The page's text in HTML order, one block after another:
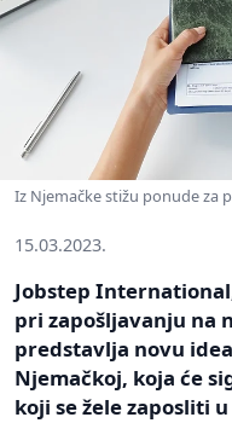
Iz Njemačke stižu ponude za
15.03.2023.
Jobstep
pri zapošljavanju na
predstavlja novu
Njemačkoj, koja će
koji se žele zaposliti